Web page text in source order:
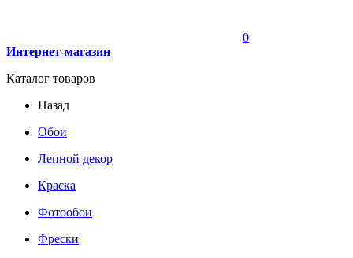
0
Интернет-магазин
Каталог товаров
Назад
Обои
Лепной декор
Краска
Фотообои
Фрески